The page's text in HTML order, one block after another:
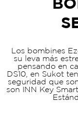
Los bombines
su leva más
pensando en
DS10, en Sukot
seguridad que
son INN Key